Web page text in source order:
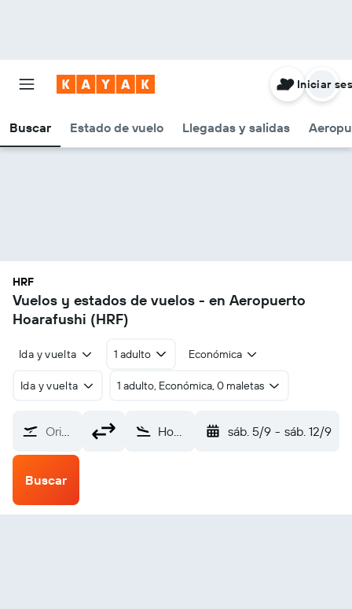
Buscar Estado de vuelo Llegadas y salidas
Iniciar
HRF
Vuelos y estados de vuelos - en Aeropuerto
Hoarafushi (HRF)
Ida y vuelta 1 adulto Económica
Ida y vuelta 1 adulto, Económica, 0 maletas
Origen Hoarafushi (HRF) sáb. 5/9 - sáb. 12/9
Buscar